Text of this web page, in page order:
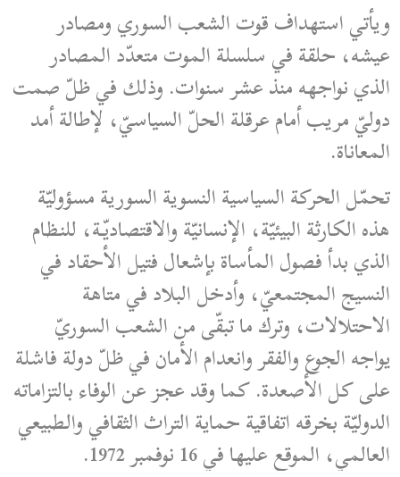
ويأتي استهداف قوت الشعب السوري ومصادر
عيشه، حلقة في سلسلة الموت متعدّد المصادر
الذي نواجهه منذ عشر سنوات. وذلك في ظلّ صمت
دوليّ مريب أمام عرقلة الحلّ السياسيّ، لإطالة أمد
المعاناة.
تحمّل الحركة السياسية النسوية السورية مسؤوليّة
هذه الكارثة البيئيّة، الإنسانيّة والاقتصاديّة، للنظام
الذي بدأ فصول المأساة بإشعال فتيل الأحقاد في
النسيج المجتمعيّ، وأدخل البلاد في متاهة
الاحتلالات، وترك ما تبقّى من الشعب السوريّ
يواجه الجوع والفقر وانعدام الأمان في ظلّ دولة فاشلة
على كل الأصعدة. كما وقد عجز عن الوفاء بالتزاماته
الدوليّة بخرقه اتفاقية حماية التراث الثقافي والطبيعي
العالمي، الموقع عليها في 16 نوفمبر 1972.